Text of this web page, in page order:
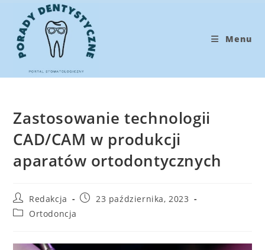
treści
Menu
Zastosowanie technologii
CAD/CAM w produkcji
aparatów ortodontycznych
Post
author:
Redakcja
Post23 października, 2023
PostOrtodoncja